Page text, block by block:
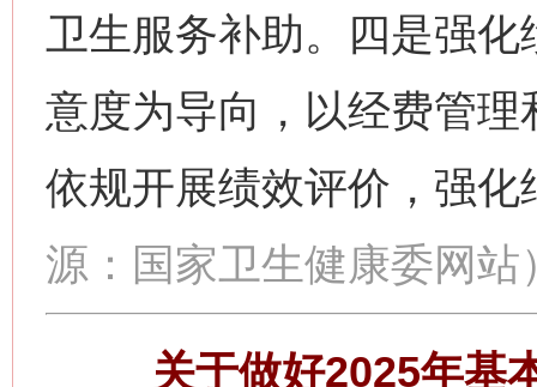
卫生服务补助。四是强
意度为导向，以经费管
依规开展绩效评价，强
源：国家卫生健康委网站
关于做好2025年基